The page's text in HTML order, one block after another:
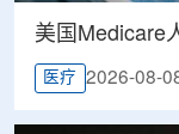
美国Medicare
医疗 2026-08-